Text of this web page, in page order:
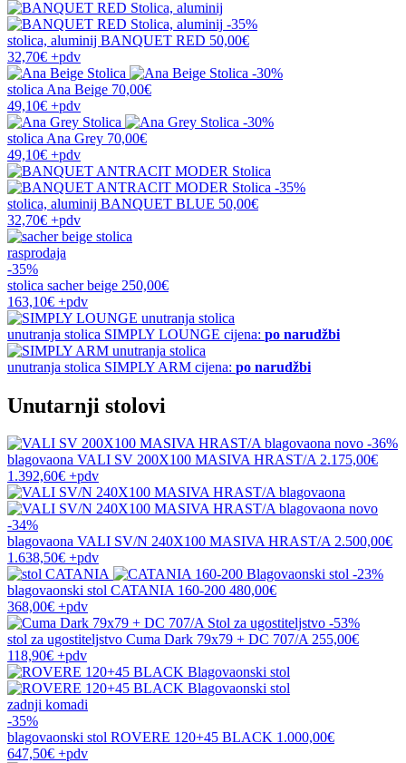
-35%
stolica, aluminij BANQUET RED 50,00€
32,70€ +pdv
-30%
stolica Ana Beige 70,00€
49,10€ +pdv
-30%
stolica Ana Grey 70,00€
49,10€ +pdv
-35%
stolica, aluminij BANQUET BLUE 50,00€
32,70€ +pdv
rasprodaja
-35%
stolica sacher beige 250,00€
163,10€ +pdv
unutranja stolica SIMPLY LOUNGE cijena: po narudžbi
unutranja stolica SIMPLY ARM cijena: po narudžbi
Unutarnji stolovi
novo -36%
blagovaona VALI SV 200X100 MASIVA HRAST/A 2.175,00€
1.392,60€ +pdv
novo
-34%
blagovaona VALI SV/N 240X100 MASIVA HRAST/A 2.500,00€
1.638,50€ +pdv
-23%
blagovaonski stol CATANIA 160-200 480,00€
368,00€ +pdv
-53%
stol za ugostiteljstvo Cuma Dark 79x79 + DC 707/A 255,00€
118,90€ +pdv
zadnji komadi
-35%
blagovaonski stol ROVERE 120+45 BLACK 1.000,00€
647,50€ +pdv